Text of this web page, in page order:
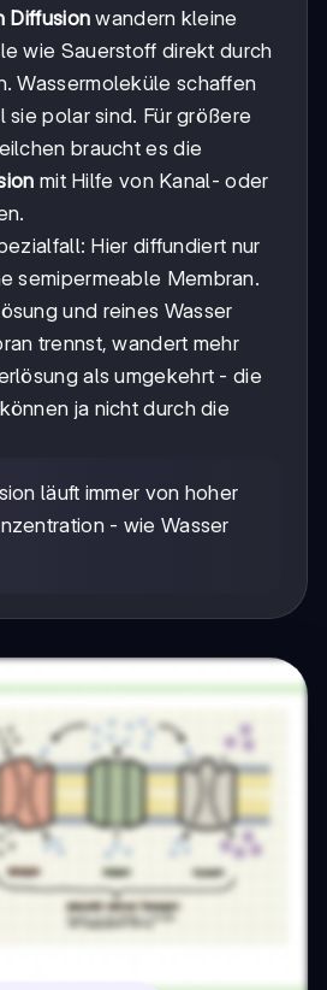
Diffusion wandern kleine
wie Sauerstoff direkt durch
Wassermoleküle schaffen
sie polar sind. Für größere
braucht es die
mit Hilfe von Kanal- oder
Hier diffundiert nur
semipermeable Membran.
und reines Wasser
trennst, wandert mehr
als umgekehrt - die
ja nicht durch die
läuft immer von hoher
- wie Wasser